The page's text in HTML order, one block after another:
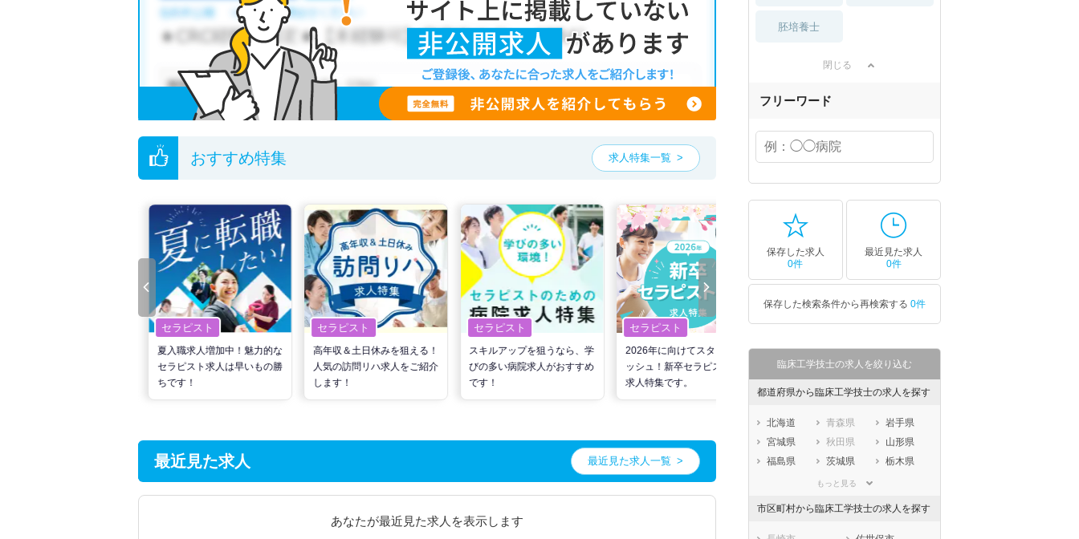
もし、ご希望の条件に合った求人が見つからない場合は、マイナビコメディカルの無料転職サポートに登録して、キャリア
アドバイザーに相談してみるのもひとつの方法です。マイナビコメディカルでは、限定求人や非公開求人のご紹介も行って
おりますので、ぜひご活用ください。
各種数字情報は2023年3月 マイナビ調べによる
長崎県の臨床工学技士求人は2件あります。（2026年08月07日更新）
サイト上に掲載されている求人の他に、非公開求人もございます。無料転職支援サービスにお申し込みいただくと、全求人
からご希望条件に合う求人を提案させていただきます。
長崎県の臨床工学技士求人では以下のような条件が人気です。
他の条件でも人気の求人がございますので、「こだわり条件」から検索いただくか、お気軽にお問い合わせください。
全国の臨床工学技士求人から検索いただくことも可能です。
無料転職支援サービスにお申し込みいただくと、ご希望条件をヒアリングした上で求人をご提案いたします。
ご希望条件がまだ定まっていない方は人気の希望条件をピックアップした求人特集 をぜひご活用ください。
転職支援の他、情報収集や募集状況の確認も、お気軽にご相談ください。
おすすめ特集 求人特集一覧
セラピスト
夏入職求人増加中！魅力的な
セラピスト求人は早いもの勝
ちです！
セラピスト
高年収＆土日休みを狙える！
人気の訪問リハ求人をご紹介
します！
セラピスト
スキルアップを狙うなら、学
びの多い病院求人がおすすめ
です！
セラピスト
2026年に向けてスタートダ
ッシュ！新卒セラピスト向け
求人特集です。
セラピスト
世の中の需要の高まりととも
に増加傾向の「介護施設」求
人をご紹介！
ワークライフバランス重視派
数え方も解説
最近見た求人 最近見た求人一覧
あなたが最近見た求人を表示します
胚培養士
閉じる
フリーワード
保存した求人
0件
最近見た求人
0件
保存した検索条件から再検索する 0件
臨床工学技士の求人を絞り込む
都道府県から臨床工学技士の求人を探す
北海道 青森県
岩手県
宮城県
秋田県
山形県
福島県
茨城県
栃木県
埼玉県
もっと見る
市区町村から臨床工学技士の求人を探す